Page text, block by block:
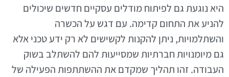
היא נוגעת גם לפיתוח מודלים עסקיים חדשים שיכולים
להניע את התחום קדימה. עם דגש על הכשרה
והשתלמויות, ניתן להקנות לקשישים לא רק ידע טכני אלא
גם מיומנויות חברתיות שמסייעות להם להשתלב בשוק
העבודה. זהו תהליך שמקדם את ההשתתפות הפעילה של